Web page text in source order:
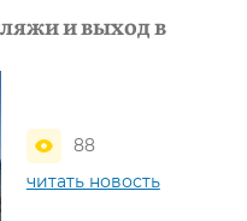
и выход в
88
читать новость